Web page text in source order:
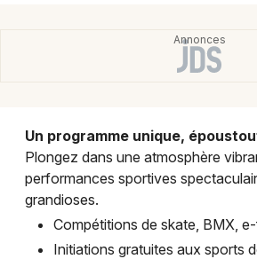
Expos
Sorties & loisirs
Sports dans les Bouches du
Toutes les villes
Un programme unique,
Plongez dans une atmosphère
performances sportives
grandioses.
Compétitions de skate, BMX,
Initiations gratuites aux sports